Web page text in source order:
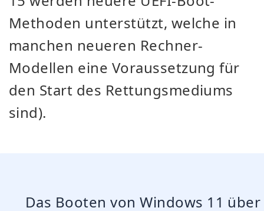
Methoden unterstützt, welche in
manchen neueren Rechner-
Modellen eine Voraussetzung für
den Start des Rettungsmediums
sind).
Das Booten von Windows 11 über